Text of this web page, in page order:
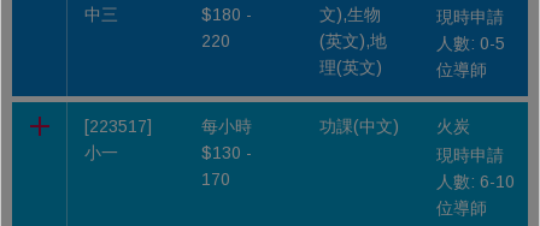
中三
$180 -
220
文),生物
(英文),地
理(英文)
現時申請
人數: 0-5
位導師
[223517]
小一
每小時
$130 -
170
功課(中文)
火炭
現時申請
人數: 6-10
位導師